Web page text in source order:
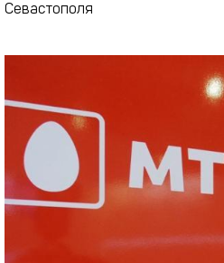
Севастополя